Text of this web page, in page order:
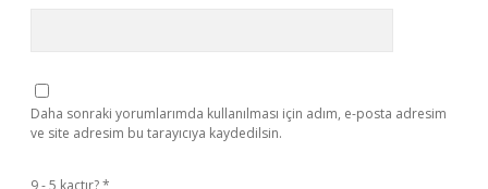
Daha sonraki yorumlarımda kullanılması için adım, e-posta adresim
ve site adresim bu tarayıcıya kaydedilsin.
9 - 5 kaçtır?*